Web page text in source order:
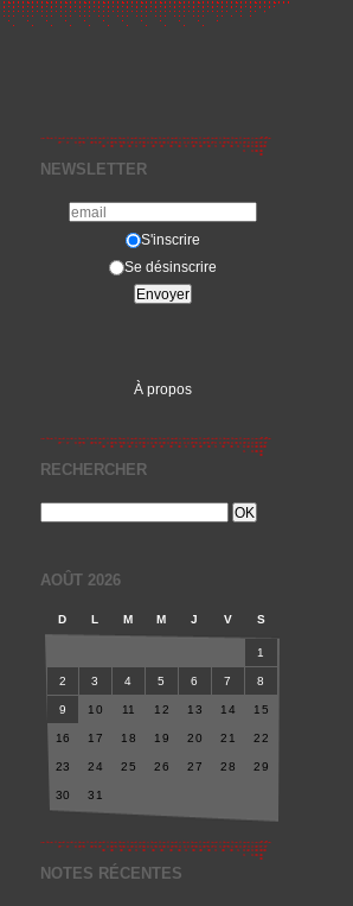
NEWSLETTER
S'inscrire
Se désinscrire
À propos
RECHERCHER
AOÛT 2026
D L M M J V S
1
2 3 4 5 6 7 8
9 10 11 12 13 14 15
16 17 18 19 20 21 22
23 24 25 26 27 28 29
30 31
NOTES RÉCENTES